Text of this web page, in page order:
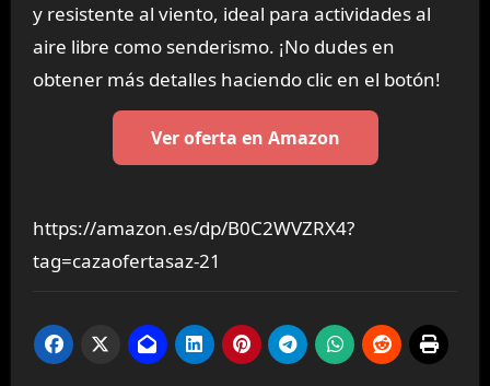
y resistente al viento, ideal para actividades al
aire libre como senderismo. ¡No dudes en
obtener más detalles haciendo clic en el botón!
Ver oferta en Amazon
https://amazon.es/dp/B0C2WVZRX4?
tag=cazaofertasaz-21